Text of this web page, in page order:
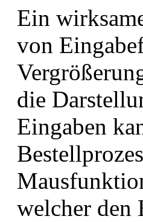
Ein
von
die
Eingaben
welcher den